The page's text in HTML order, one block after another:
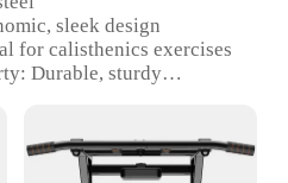
sleek design
for calisthenics exercises
Durable, sturdy
for both beginners and